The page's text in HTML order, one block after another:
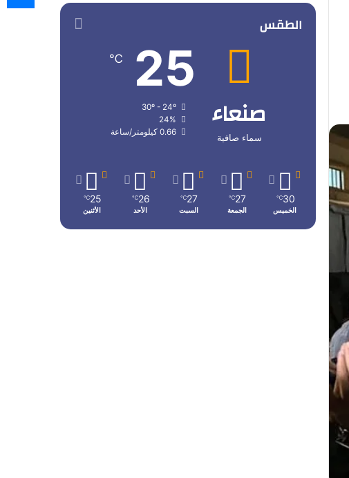
الطقس
صنعاء
سماء صافية
25
℃
24%
0.66 كيلومتر/ساعة
30
℃
الخميس
27
℃
الجمعة
27
℃
السبت
26
℃
الأحد
25
℃
الأثنين